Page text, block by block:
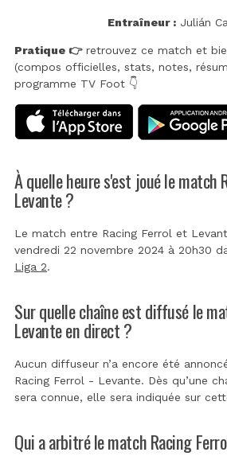
Entraîneur : Julián
Pratique 👉retrouvez ce match et
(compos officielles, stats, notes,
programme TV Foot 👇
À quelle heure s'est joué le match
Levante ?
Le match entre Racing Ferrol et
vendredi 22 novembre 2024 à 20h30
Liga 2.
Sur quelle chaîne est diffusé le
Levante en direct ?
Aucun diffuseur n’a encore été
Racing Ferrol - Levante. Dès qu’une
sera connue, elle sera indiquée sur
Qui a arbitré le match Racing